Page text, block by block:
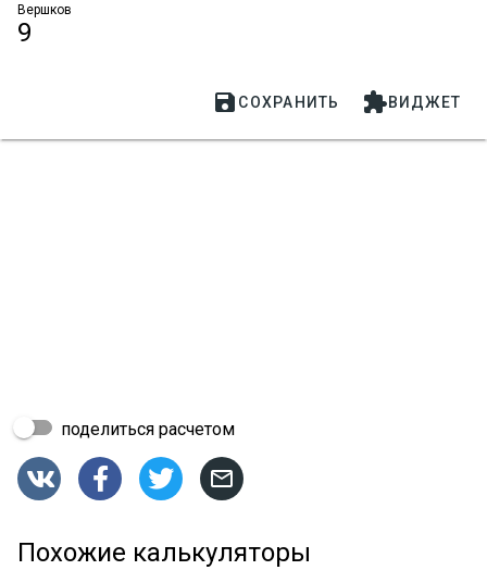
Вершков
9
 СОХРАНИТЬ ВИДЖЕТ
поделиться расчетом
   
Похожие калькуляторы